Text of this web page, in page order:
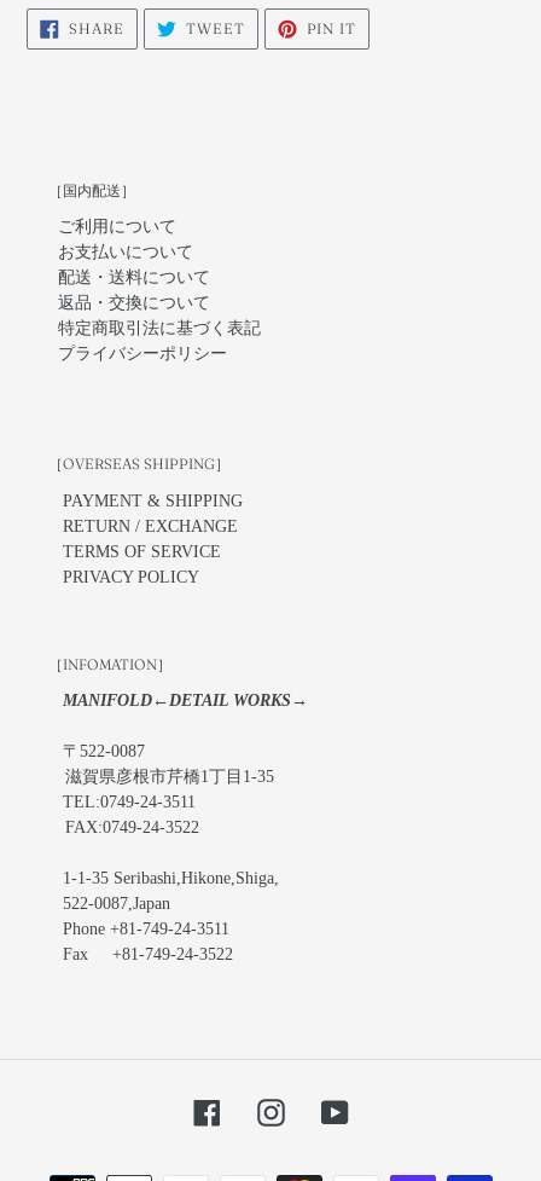
SHARE SHARE
FACEBOOK
TWEETTWEET
TWITTER
PIN IT
PINTEREST
［国内配送］
ご利用について
お支払いについて
配送・送料について
返品・交換について
特定商取引法に基づく表記
プライバシーポリシー
［OVERSEAS SHIPPING］
PAYMENT & SHIPPING
RETURN / EXCHANGE
TERMS OF SERVICE
PRIVACY POLICY
［INFOMATION］
MANIFOLD←DETAIL WORKS→
〒522-0087
滋賀県彦根市芹橋1丁目1-35
TEL:0749-24-3511
FAX:0749-24-3522
1-1-35 Seribashi,Hikone,Shiga,
522-0087,Japan
Phone +81-749-24-3511
Fax +81-749-24-3522
FacebookInstagramYouTube
お